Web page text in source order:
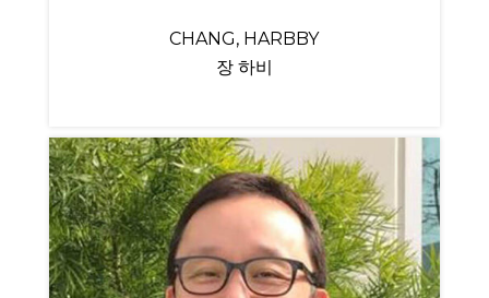
CHANG, HARBBY
장 하비